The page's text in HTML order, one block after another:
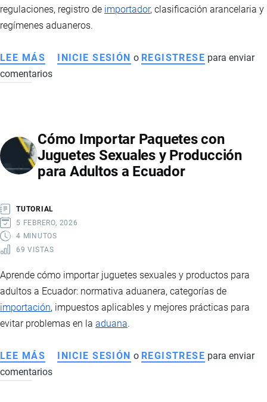
regulaciones, registro de importador, clasificación arancelaria y
regímenes aduaneros.
LEE MÁS SOBRE
CÓMO
DE
IMPORTACIONES
EN
PRÁCTICA
Y
REQUISITOS
INICIE SESIÓN o REGISTRESE para enviar
comentarios
Cómo Importar Paquetes con
Juguetes Sexuales y Producción
para Adultos a Ecuador
TUTORIAL
5 FEBRERO, 2026
4 MINUTOS
69 VISTAS
Aprende cómo importar juguetes sexuales y productos para
adultos a Ecuador: normativa aduanera, categorías de
importación, impuestos aplicables y mejores prácticas para
evitar problemas en la aduana.
LEE MÁS SOBRE
CÓMO
INICIE SESIÓN o REGISTRESE para enviar
comentarios